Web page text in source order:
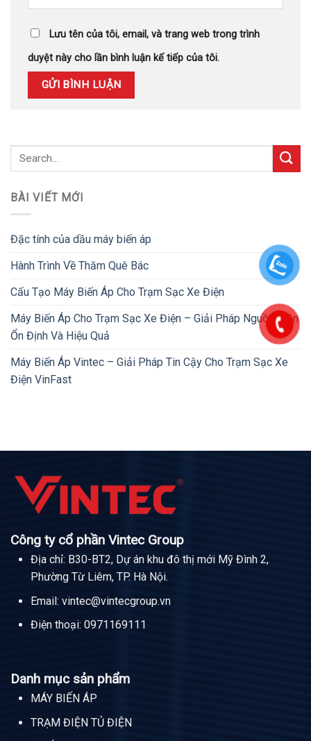
Lưu tên của tôi, email, và trang web trong trình
duyệt này cho lần bình luận kế tiếp của tôi.
BÀI VIẾT MỚI
Đặc tính của dầu máy biến áp
Hành Trình Về Thăm Quê Bác
Cấu Tạo Máy Biến Áp Cho Trạm Sạc Xe Điện
Máy Biến Áp Cho Trạm Sạc Xe Điện – Giải Pháp Nguồn Điện
Ổn Định Và Hiệu Quả
Máy Biến Áp Vintec – Giải Pháp Tin Cậy Cho Trạm Sạc Xe
Điện VinFast
Công ty cổ phần Vintec Group
Địa chỉ: B30-BT2, Dự án khu đô thị mới Mỹ Đình 2,
Phường Từ Liêm, TP. Hà Nội.
Email:vintec@vintecgroup.vn
Điện thoại:0971169111
Danh mục sản phẩm
MÁY BIẾN ÁP
TRẠM ĐIỆN TỦ ĐIỆN